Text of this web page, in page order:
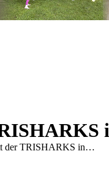
der TRISHARKS in…